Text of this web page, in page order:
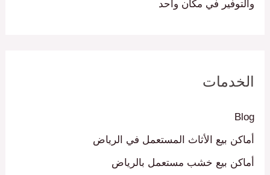
والتوفير في مكان واحد
الخدمات
Blog
أماكن بيع الأثاث المستعمل في الرياض
أماكن بيع خشب مستعمل بالرياض